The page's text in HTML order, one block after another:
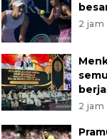
2 jam
2 jam